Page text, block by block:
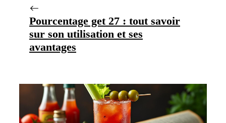
Pourcentage get 27 : tout savoir
sur son utilisation et ses
avantages